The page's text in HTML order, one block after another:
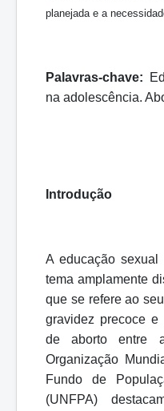
planejada e a
Palavras-chave:
na adolescência.
Introdução
A educação
tema amplamente
que se refere ao
gravidez precoce
de aborto entre
Organização
Fundo de
(UNFPA)